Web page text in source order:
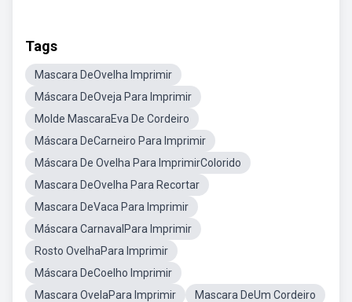
Tags
Mascara DeOvelha Imprimir
Máscara DeOveja Para Imprimir
Molde MascaraEva De Cordeiro
Máscara DeCarneiro Para Imprimir
Máscara De Ovelha Para ImprimirColorido
Mascara DeOvelha Para Recortar
Mascara DeVaca Para Imprimir
Máscara CarnavalPara Imprimir
Rosto OvelhaPara Imprimir
Máscara DeCoelho Imprimir
Mascara OvelaPara Imprimir
Mascara DeUm Cordeiro